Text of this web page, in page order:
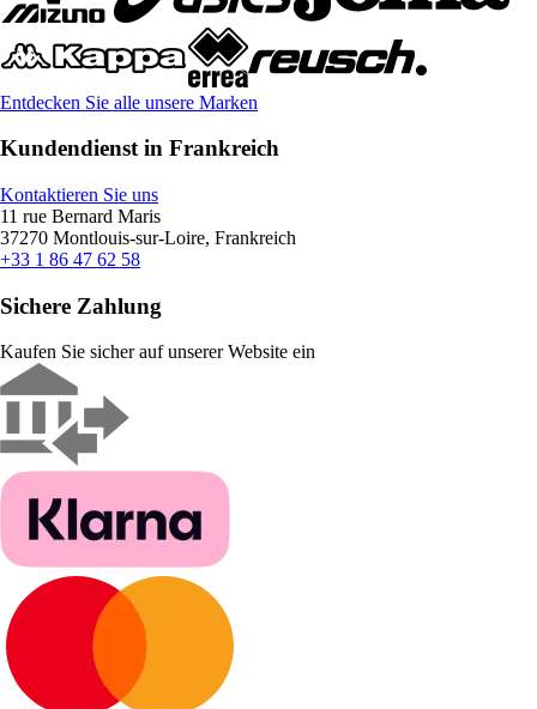
Entdecken Sie alle unsere Marken
Kundendienst in Frankreich
Kontaktieren Sie uns
11 rue Bernard Maris
37270 Montlouis-sur-Loire, Frankreich
+33 1 86 47 62 58
Sichere Zahlung
Kaufen Sie sicher auf unserer Website ein